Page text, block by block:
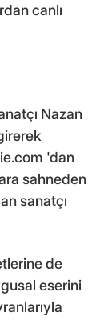
canlı
Nazan
'dan
sahneden
sanatçı
de
eserini